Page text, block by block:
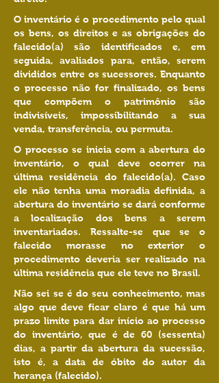
O inventário é o procedimento pelo qual
os bens, os direitos e as obrigações do
falecido(a) são identificados e, em
seguida, avaliados para, então, serem
divididos entre os sucessores. Enquanto
o processo não for finalizado, os bens
que compõem o patrimônio são
indivisíveis, impossibilitando a sua
venda, transferência, ou permuta.
O processo se inicia com a abertura do
inventário, o qual deve ocorrer na
última residência do falecido(a). Caso
ele não tenha uma moradia definida, a
abertura do inventário se dará conforme
a localização dos bens a serem
inventariados. Ressalte-se que se o
falecido morasse no exterior o
procedimento deveria ser realizado na
última residência que ele teve no Brasil.
Não sei se é do seu conhecimento, mas
algo que deve ficar claro é que há um
prazo limite para dar início ao processo
do inventário, que é de 60 (sessenta)
dias, a partir da abertura da sucessão,
isto é, a data de óbito do autor da
herança (falecido).